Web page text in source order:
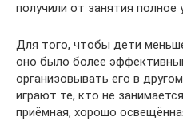
получили от занятия полное
Для того, чтобы дети
оно было более
организовывать его в
играют те, кто не
приёмная, хорошо